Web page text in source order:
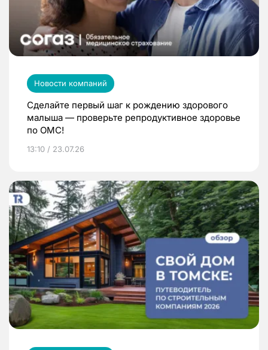
Новости компаний
Сделайте первый шаг к рождению здорового
малыша — проверьте репродуктивное здоровье
по ОМС!
13:10 / 23.07.26